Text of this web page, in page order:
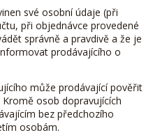
své osobní údaje (při
při objednávce provedené
správně a pravdivě a že je
prodávajícího o
může prodávající pověřit
osob dopravujících
bez předchozího
osobám.